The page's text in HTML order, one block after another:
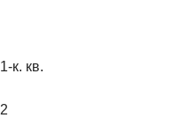
1-к. кв.
2